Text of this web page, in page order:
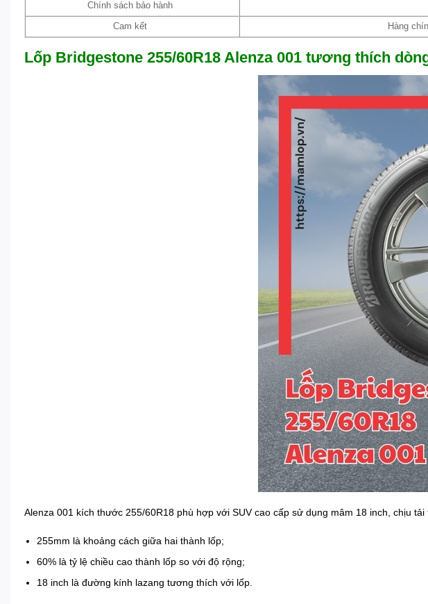
Chính sách bảo hành
Cam kết Hàng
Lốp Bridgestone 255/60R18 Alenza 001 tương thích
Alenza 001 kích thước 255/60R18 phù hợp với SUV cao cấp sử dụng mâm 18 inch, chịu
255mm là khoảng cách giữa hai thành lốp;
60% là tỷ lệ chiều cao thành lốp so với độ rộng;
18 inch là đường kính lazang tương thích với lốp.